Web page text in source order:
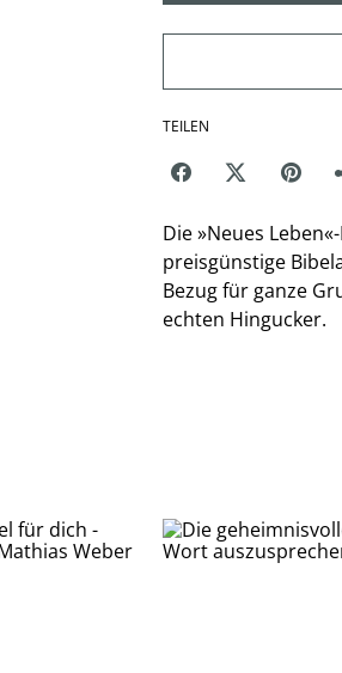
TEILEN
Die »Neues
preisgünstige
Bezug für ganze
echten Hingucker.